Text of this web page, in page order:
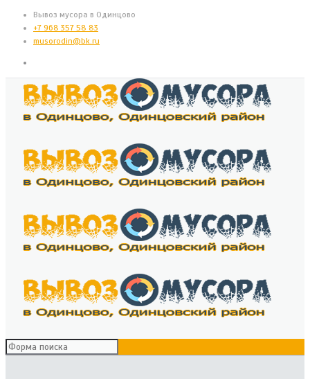
Вывоз мусора в Одинцово
+7 968 357 58 83
musorodin@bk.ru